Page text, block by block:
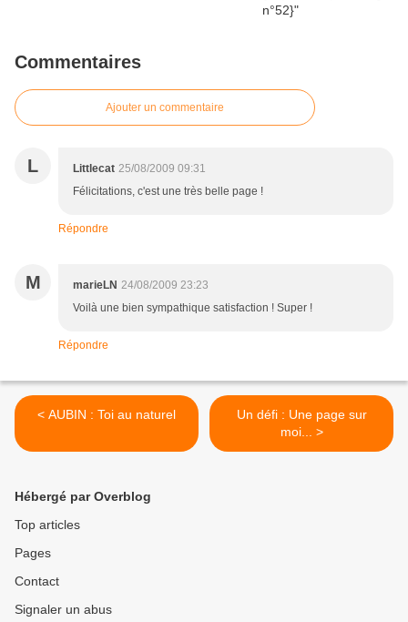
Commentaires
Ajouter un commentaire
L Littlecat 25/08/2009 09:31
Félicitations, c'est une très belle page !
Répondre
M marieLN 24/08/2009 23:23
Voilà une bien sympathique satisfaction ! Super !
Répondre
< AUBIN : Toi au naturel
Un défi : Une page sur
moi... >
Hébergé par Overblog
Top articles
Pages
Contact
Signaler un abus